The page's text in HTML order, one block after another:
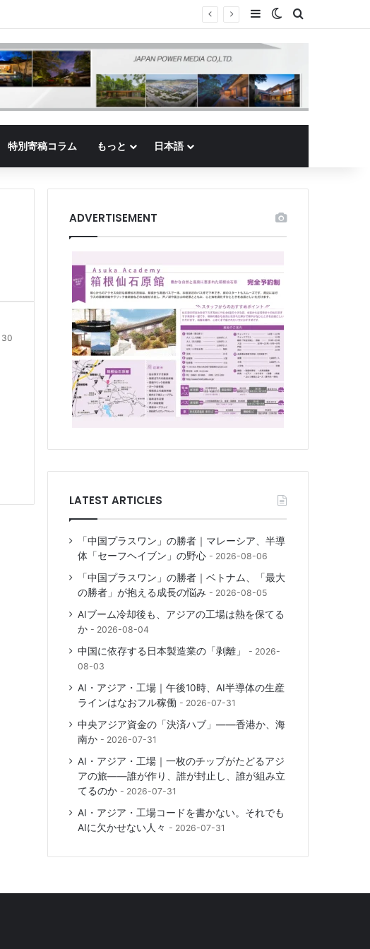
SidebarSwitch skin
Search for
特別寄稿コラム もっと 日本語
30
ADVERTISEMENT
LATEST ARTICLES
「中国プラスワン」の勝者｜マレーシア、半導
体「セーフヘイブン」の野心
2026-08-06
「中国プラスワン」の勝者｜ベトナム、「最大
の勝者」が抱える成長の悩み
2026-08-05
AIブーム冷却後も、アジアの工場は熱を保てる
か
2026-08-04
中国に依存する日本製造業の「剥離」
2026-
08-03
AI・アジア・工場｜午後10時、AI半導体の生産
ラインはなおフル稼働
2026-07-31
中央アジア資金の「決済ハブ」――香港か、海
南か
2026-07-31
AI・アジア・工場｜一枚のチップがたどるアジ
アの旅――誰が作り、誰が封止し、誰が組み立
てるのか
2026-07-31
AI・アジア・工場コードを書かない。それでも
AIに欠かせない人々
2026-07-31